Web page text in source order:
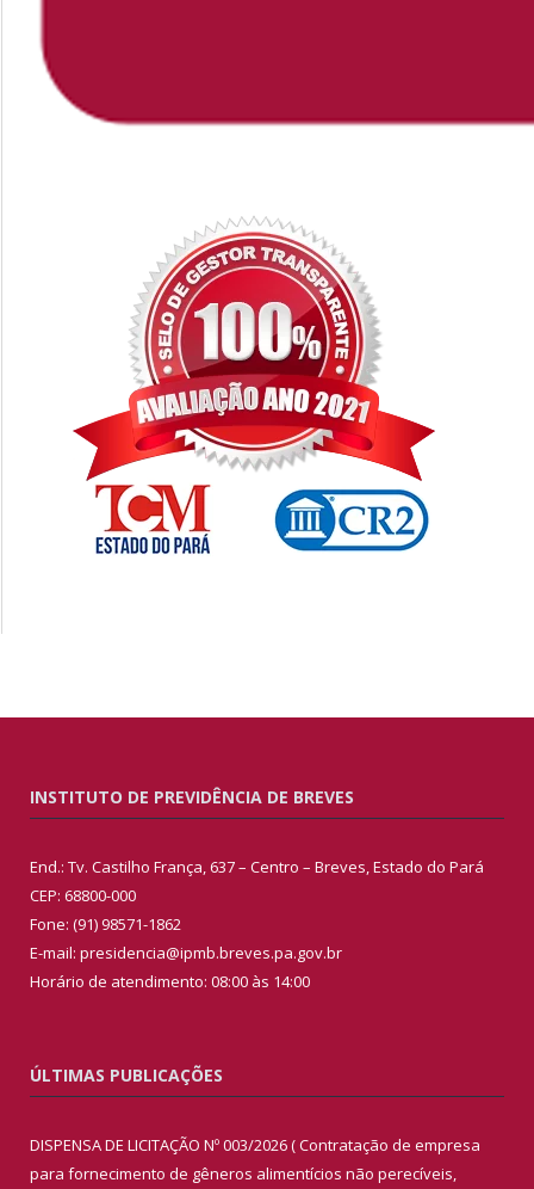
INSTITUTO DE PREVIDÊNCIA DE BREVES
End.: Tv. Castilho França, 637 – Centro – Breves, Estado do Pará
CEP: 68800-000
Fone: (91) 98571-1862
E-mail: presidencia@ipmb.breves.pa.gov.br
Horário de atendimento: 08:00 às 14:00
ÚLTIMAS PUBLICAÇÕES
DISPENSA DE LICITAÇÃO Nº 003/2026 ( Contratação de empresa
para fornecimento de gêneros alimentícios não perecíveis,